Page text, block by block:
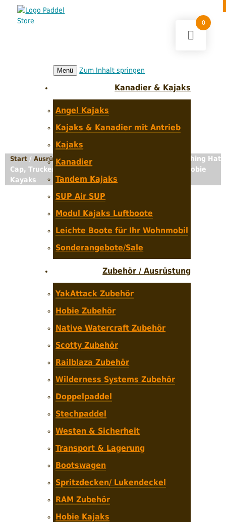
Menü Zum Inhalt springen
Kanadier & Kajaks
Angel Kajaks
Kajaks & Kanadier mit Antrieb
Kajaks
Kanadier
Tandem Kajaks
SUP Air SUP
Modul Kajaks Luftboote
Leichte Boote für Ihr Wohnmobil
Sonderangebote/Sale
Zubehör / Ausrüstung
YakAttack Zubehör
Hobie Zubehör
Native Watercraft Zubehör
Scotty Zubehör
Railblaza Zubehör
Wilderness Systems Zubehör
Doppelpaddel
Stechpaddel
Westen & Sicherheit
Transport & Lagerung
Bootswagen
Spritzdecken/ Lukendeckel
RAM Zubehör
Hobie Kajaks
Start / Ausrüstung /YakAttack Zubehör
/ Outdoor Fishing Hat
Cap, Trucker Hat Sonnenschutz Hut – YakAttack, Hobie
Kayaks
0